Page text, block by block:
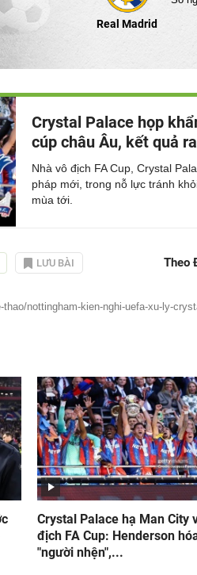
Real Madrid
Crystal Palace họp
cúp châu Âu, kết quả
Nhà vô địch FA Cup, Crystal
pháp mới, trong nỗ lực tránh
mùa tới.
LƯU BÀI Theo
nottingham-kien-nghi-uefa-xu-ly-
Crystal Palace hạ Man City
địch FA Cup: Henderson
"người nhện",...